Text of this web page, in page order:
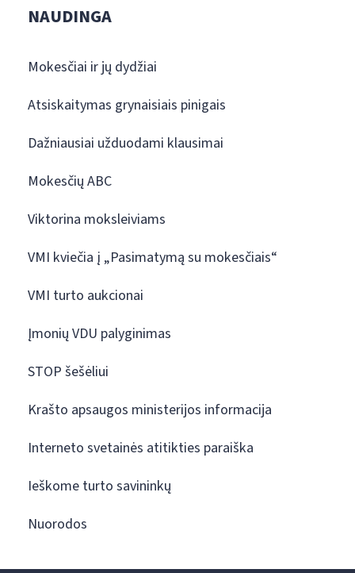
NAUDINGA
Mokesčiai ir jų dydžiai
Atsiskaitymas grynaisiais pinigais
Dažniausiai užduodami klausimai
Mokesčių ABC
Viktorina moksleiviams
VMI kviečia į „Pasimatymą su mokesčiais“
VMI turto aukcionai
Įmonių VDU palyginimas
STOP šešėliui
Krašto apsaugos ministerijos informacija
Interneto svetainės atitikties paraiška
Ieškome turto savininkų
Nuorodos